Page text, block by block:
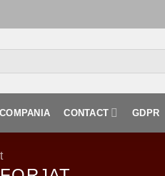
COMPANIA CONTACT GDPR